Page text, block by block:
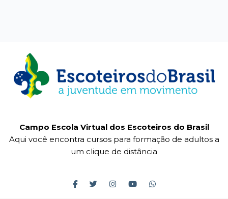
Campo Escola Virtual dos Escoteiros do Brasil
Aqui você encontra cursos para formação de adultos a
um clique de distância